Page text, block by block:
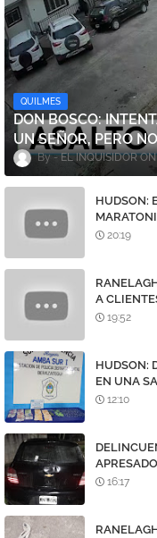
QUILMES
DON BOSCO:
UN SEÑOR, PERO
EL INQUISIDOR
HUDSON:
20:19
A
19:52
HUDSON:
EN UNA
12:10
APRESADO
16:17